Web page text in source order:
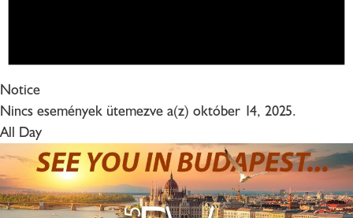
Notice
Nincs események ütemezve a(z) október 14, 2025.
All Day